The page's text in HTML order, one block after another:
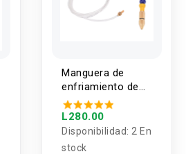
Manguera de
enfriamiento de
CNC con Valvula
L280.00
Disponibilidad: 2 En
stock